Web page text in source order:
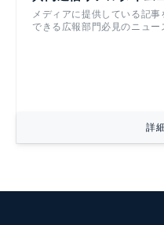
メディアに提供している記事
できる広報部門必見のニュー
詳